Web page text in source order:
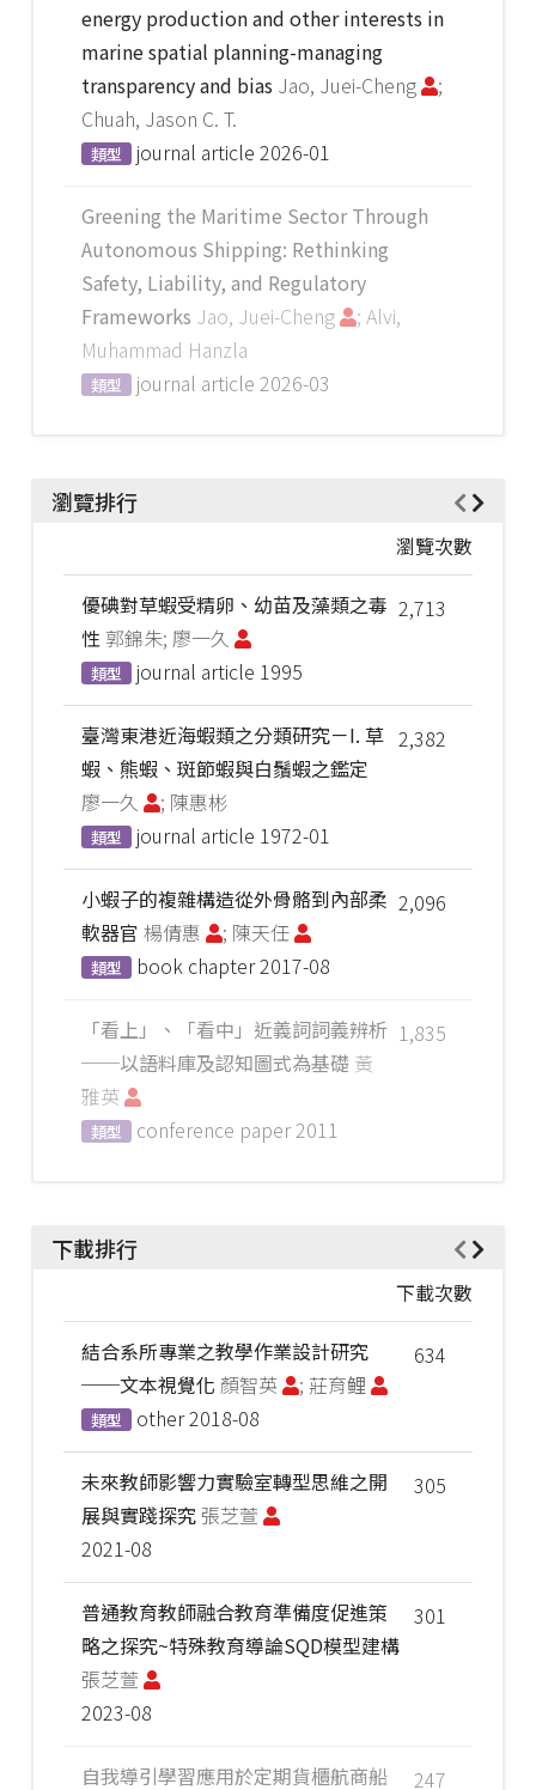
energy production and other interests in
marine spatial planning-managing
transparency and bias Jao, Juei-Cheng
;
Chuah, Jason C. T.
類型 journal article 2026-01
Greening the Maritime Sector Through
Autonomous Shipping: Rethinking
Safety, Liability, and Regulatory
Frameworks Jao, Juei-Cheng
; Alvi,
Muhammad Hanzla
類型 journal article 2026-03
瀏覽排行
瀏覽次數
2,713
優碘對草蝦受精卵、幼苗及藻類之毒
性 郭錦朱; 廖一久
類型 journal article 1995
2,382
臺灣東港近海蝦類之分類研究－I. 草
蝦、熊蝦、斑節蝦與白鬚蝦之鑑定
廖一久
; 陳惠彬
類型 journal article 1972-01
2,096
小蝦子的複雜構造從外骨骼到內部柔
軟器官 楊倩惠 ; 陳天任
類型 book chapter2017-08
1,835
「看上」、「看中」近義詞詞義辨析
──以語料庫及認知圖式為基礎 黃
雅英
類型 conference paper2011
下載排行
下載次數
634
結合系所專業之教學作業設計研究
──文本視覺化 顏智英 ; 莊育鲤
類型 other2018-08
305
未來教師影響力實驗室轉型思維之開
展與實踐探究 張芝萱
2021-08
301
普通教育教師融合教育準備度促進策
略之探究~特殊教育導論SQD模型建構
張芝萱
2023-08
247
自我導引學習應用於定期貨櫃航商船